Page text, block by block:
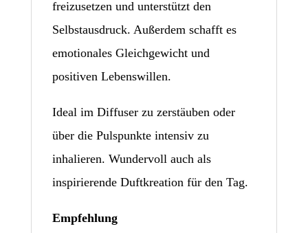
freizusetzen und unterstützt den
Selbstausdruck. Außerdem schafft es
emotionales Gleichgewicht und
positiven Lebenswillen.
Ideal im Diffuser zu zerstäuben oder
über die Pulspunkte intensiv zu
inhalieren. Wundervoll auch als
inspirierende Duftkreation für den Tag.
Empfehlung